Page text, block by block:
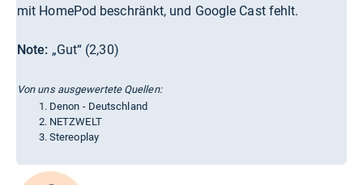
mit HomePod beschränkt, und Google Cast fehlt.
Note: „Gut“ (2,30)
Von uns ausgewertete Quellen:
Denon - Deutschland
NETZWELT
Stereoplay